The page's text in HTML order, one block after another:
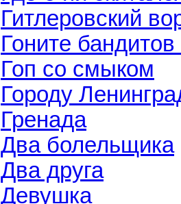
Гитлеровский
Гоните
Гоп со смыком
Городу
Гренада
Два болельщика
Два друга
Девушка